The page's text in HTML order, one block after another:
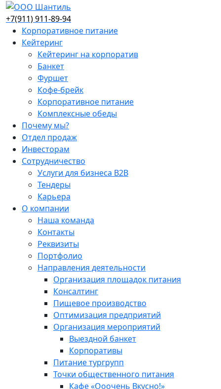
+7(911) 911-89-94
Корпоративное питание
Кейтеринг
Кейтеринг на корпоратив
Банкет
Фуршет
Кофе-брейк
Корпоративное питание
Комплексные обеды
Почему мы?
Отдел продаж
Инвесторам
Сотрудничество
Услуги для бизнеса B2B
Тендеры
Карьера
О компании
Наша команда
Контакты
Реквизиты
Портфолио
Направления деятельности
Организация площадок питания
Консалтинг
Пищевое производство
Оптимизация предприятий
Организация мероприятий
Выездной банкет
Корпоративы
Питание тургрупп
Точки общественного питания
Кафе «Ооочень Вкусно!»